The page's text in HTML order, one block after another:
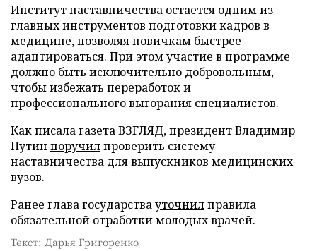
Институт наставничества остается одним из
главных инструментов подготовки кадров в
медицине, позволяя новичкам быстрее
адаптироваться. При этом участие в программе
должно быть исключительно добровольным,
чтобы избежать переработок и
профессионального выгорания специалистов.
Как писала газета ВЗГЛЯД, президент Владимир
Путин поручилпроверить систему
наставничества для выпускников медицинских
вузов.
Ранее глава государствауточнилправила
обязательной отработки молодых врачей.
Текст: Дарья Григоренко